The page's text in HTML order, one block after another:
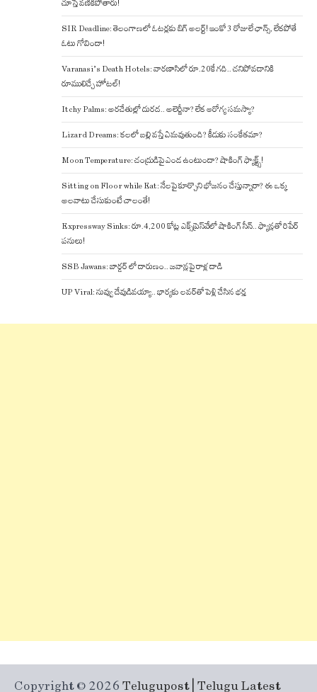
చూస్తే వణికిపోతారు!
SIR Deadline: తెలంగాణలో ఓటర్లకు బిగ్ అలర్ట్! ఇంకో 3 రోజులే ఛాన్స్, లేకపోతే
ఓటు గోవిందా!
Varanasi’s Death Hotels: వారణాసిలో రూ.20కే గది.. చనిపోవడానికి
రూములిచ్చే హోటల్!
Itchy Palms: అరచేతుల్లో దురద.. అలెర్జీనా? లేక ఆరోగ్య సమస్యా?
Lizard Dreams: కలలో బల్లి వస్తే ఏమవుతుంది? కీడుకు సంకేతమా?
Moon Temperature: చంద్రుడిపై ఎండ ఉంటుందా? షాకింగ్ ఫ్యాక్ట్స్!
Sitting on Floor while Eat: నేలపై కూర్చొని భోజనం చేస్తున్నారా? ఈ ఒక్క
అలవాటు చేసుకుంటే చాలంతే!
Expressway Sinks: రూ.4,200 కోట్ల ఎక్స్‌ప్రెస్‌వేలో షాకింగ్ సీన్.. ఫ్యాన్లతో రిపేర్
పనులు!
SSB Jawans: బార్డర్ లో దారుణం.. జవాన్లపై రాళ్ల దాడి
UP Viral: నువ్వు దేవుడివయ్యా.. భార్యకు లవర్‌తో పెళ్లి చేసిన భర్త
Copyright © 2026 Telugupost | Telugu Latest